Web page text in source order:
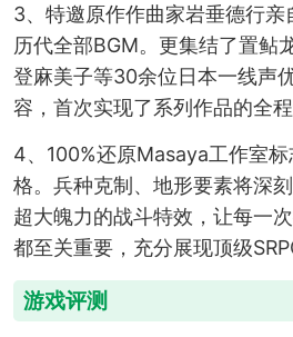
3、特邀原作作曲家岩垂德行
历代全部BGM。更集结了置鲇
登麻美子等30余位日本一线声
容，首次实现了系列作品的全程
4、100%还原Masaya工作室
格。兵种克制、地形要素将深
超大魄力的战斗特效，让每一
都至关重要，充分展现顶级
游戏评测